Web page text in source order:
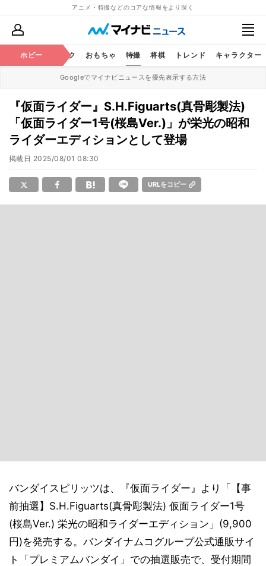
アニメ・特撮などのコアな情報をより深く
ホビー
鉄道 コミック おもちゃ 特撮 将棋 トレンド キャラクター
Googleでマイナビニュースを優先表示する方法
『仮面ライダー』S.H.Figuarts(真骨彫製法)
「仮面ライダー1号(桜島Ver.)」が栄光の昭和
ライダーエディションとして登場
掲載日 2025/08/01 08:30
URLをコピー
バンダイスピリッツは、『仮面ライダー』より「【事
前抽選】S.H.Figuarts(真骨彫製法) 仮面ライダー1号
(桜島Ver.) 栄光の昭和ライダーエディション」(9,900
円)を発売する。バンダイナムコグループ公式通販サイ
ト「プレミアムバンダイ」での抽選販売で、受付期間